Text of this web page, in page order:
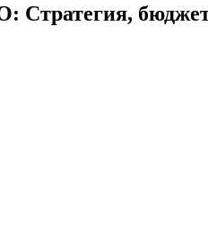
Стратегия,